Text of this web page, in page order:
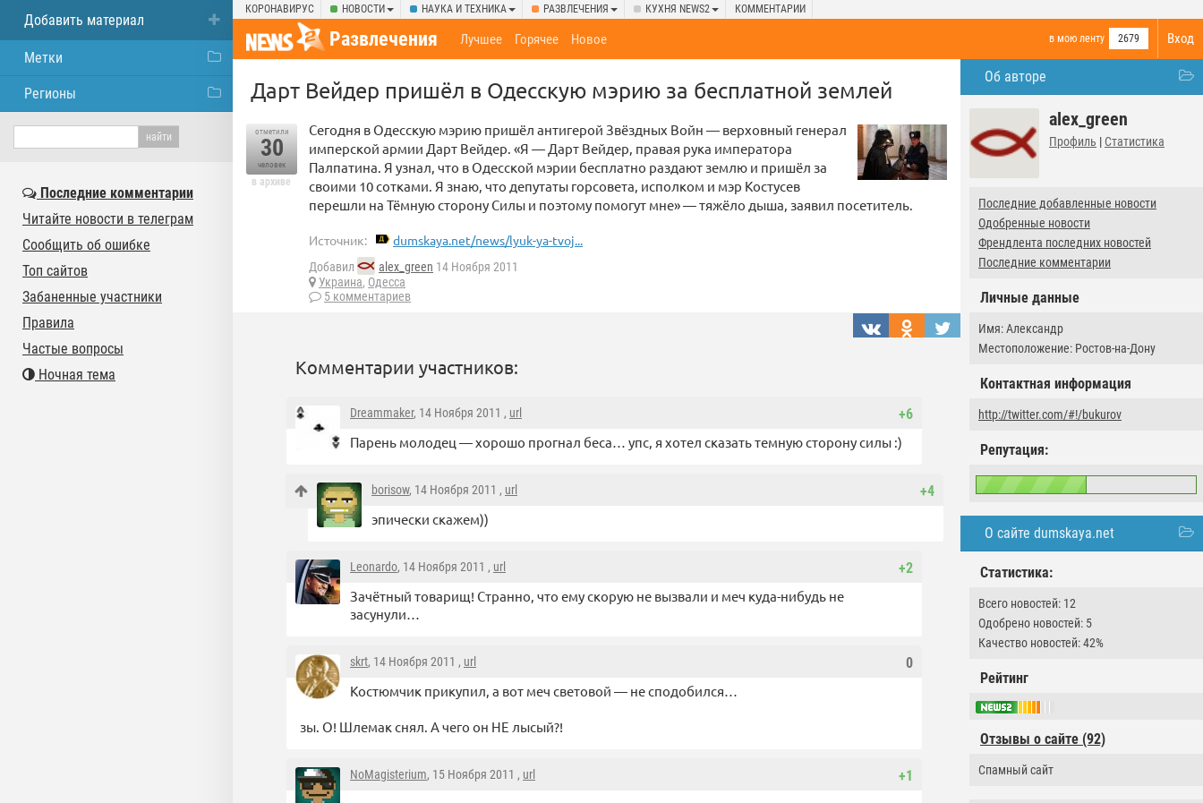
КОРОНАВИРУС НОВОСТИ НАУКА И ТЕХНИКА РАЗВЛЕЧЕНИЯ КУХНЯ NEWS2 КОММЕНТАРИИ
Вход
Развлечения в мою ленту 2679
Лучшее Горячее Новое
Об авторе
alex_green
Профиль | Статистика
Последние добавленные новости
Одобренные новости
Френдлента последних новостей
Последние комментарии
Личные данные
Имя: Александр
Местоположение: Ростов-на-Дону
Контактная информация
http://twitter.com/#!/bukurov
Репутация:
О сайте dumskaya.net
Статистика:
Всего новостей: 12
Одобрено новостей: 5
Качество новостей: 42%
Рейтинг
Отзывы о сайте (92)
Спамный сайт
Дарт Вейдер пришёл в Одесскую мэрию за бесплатной землей
отметили
30
человек
в архиве
Сегодня в Одесскую мэрию пришёл антигерой Звёздных Войн — верховный генерал
имперской армии Дарт Вейдер. «Я — Дарт Вейдер, правая рука императора
Палпатина. Я узнал, что в Одесской мэрии бесплатно раздают землю и пришёл за
своими 10 сотками. Я знаю, что депутаты горсовета, исполком и мэр Костусев
перешли на Тёмную сторону Силы и поэтому помогут мне» — тяжёло дыша, заявил посетитель.
Источник: dumskaya.net/news/lyuk-ya-tvoj...
Добавил alex_green 14 Ноября 2011
Украина, Одесса
5 комментариев
Комментарии участников:
+6
Dreammaker, 14 Ноября 2011 , url
Парень молодец — хорошо прогнал беса… упс, я хотел сказать темную сторону силы :)
+4
borisow, 14 Ноября 2011 , url
эпически скажем))
+2
Leonardo, 14 Ноября 2011 , url
Зачётный товарищ! Странно, что ему скорую не вызвали и меч куда-нибудь не
засунули…
0
skrt, 14 Ноября 2011 , url
Костюмчик прикупил, а вот меч световой — не сподобился…
зы. О! Шлемак снял. А чего он НЕ лысый?!
+1
NoMagisterium, 15 Ноября 2011 , url
Добавить материал
Метки
Регионы
Последние комментарии
Читайте новости в телеграм
Сообщить об ошибке
Топ сайтов
Забаненные участники
Правила
Частые вопросы
Ночная тема